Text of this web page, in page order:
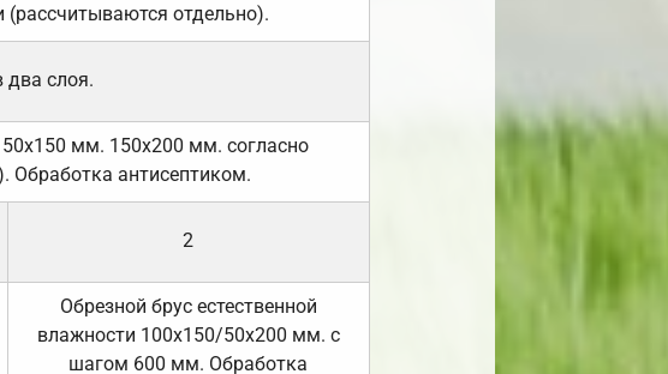
отдельно).
два слоя.
мм. 150х200 мм. согласно
Обработка антисептиком.
2
Обрезной брус естественной
влажности 100х150/50х200 мм. с
шагом 600 мм. Обработка